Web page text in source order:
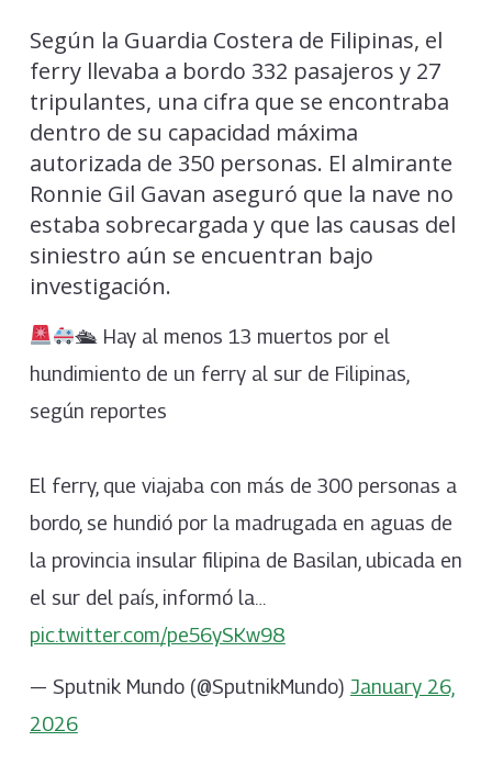
Según la Guardia Costera de Filipinas, el
ferry llevaba a bordo 332 pasajeros y 27
tripulantes, una cifra que se encontraba
dentro de su capacidad máxima
autorizada de 350 personas. El almirante
Ronnie Gil Gavan aseguró que la nave no
estaba sobrecargada y que las causas del
siniestro aún se encuentran bajo
investigación.
🛳 Hay al menos 13 muertos por el
hundimiento de un ferry al sur de Filipinas,
según reportes
El ferry, que viajaba con más de 300 personas a
bordo, se hundió por la madrugada en aguas de
la provincia insular filipina de Basilan, ubicada en
el sur del país, informó la…
pic.twitter.com/pe56ySKw98
— Sputnik Mundo (@SputnikMundo) January 26,
2026